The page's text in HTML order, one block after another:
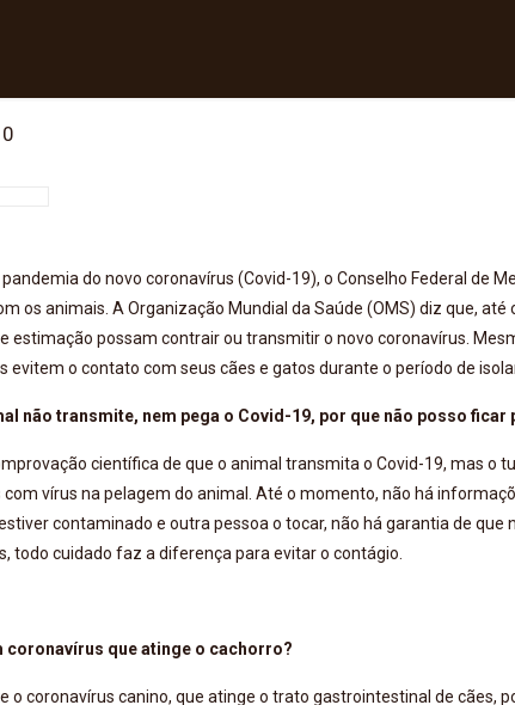
0
pandemia do novo coronavírus (Covid-19), o Conselho Federal de
os animais. A Organização Mundial da Saúde (OMS) diz que,
estimação possam contrair ou transmitir o novo coronavírus.
evitem o contato com seus cães e gatos durante o período de
não transmite, nem pega o Covid-19, por que não posso
científica de que o animal transmita o Covid-19, mas o
vírus na pelagem do animal. Até o momento, não há
contaminado e outra pessoa o tocar, não há garantia de
todo cuidado faz a diferença para evitar o contágio.
coronavírus que atinge o cachorro?
o coronavírus canino, que atinge o trato gastrointestinal de cães,